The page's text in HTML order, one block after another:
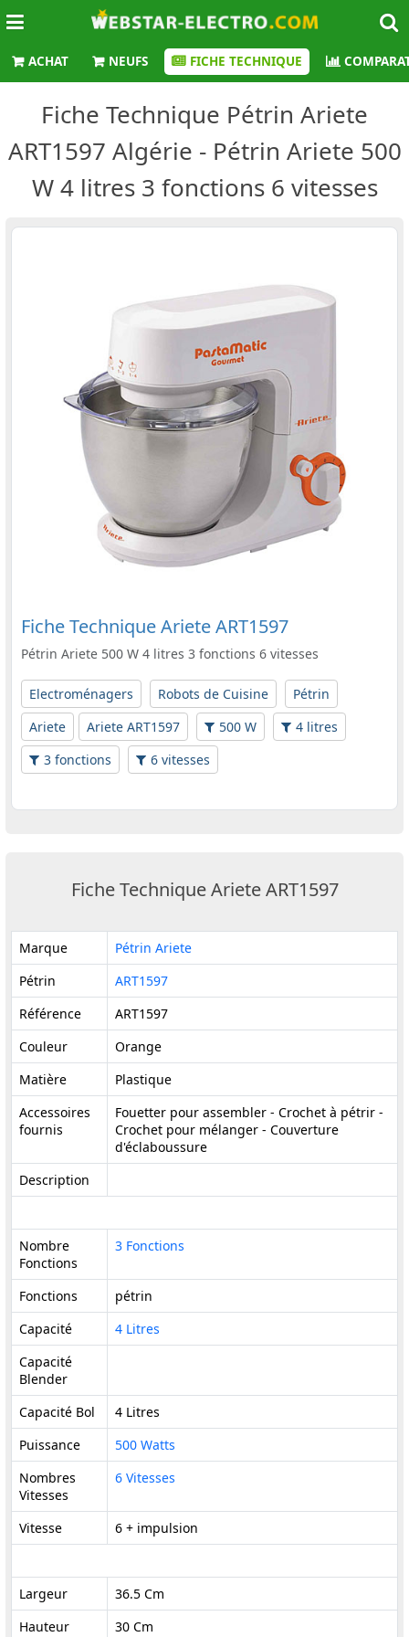
ACHAT NEUFS FICHE TECHNIQUE
Fiche Technique Pétrin Ariete
ART1597 Algérie - Pétrin Ariete 500
W 4 litres 3 fonctions 6 vitesses
Fiche Technique Ariete ART1597
Pétrin Ariete 500 W 4 litres 3 fonctions 6 vitesses
Electroménagers Robots de Cuisine
Pétrin
Ariete
Ariete ART1597 500 W
4 litres
3 fonctions
6 vitesses
Fiche Technique Ariete ART1597
Marque
Pétrin Ariete
Pétrin
ART1597
Référence
ART1597
Couleur
Orange
Matière
Plastique
Accessoires
fournis
Fouetter pour assembler - Crochet à pétrir -
Crochet pour mélanger - Couverture
d'éclaboussure
Description
Nombre
Fonctions
3 Fonctions
Fonctions
pétrin
Capacité
4 Litres
Capacité
Blender
Capacité Bol
4 Litres
Puissance
500 Watts
Nombres
Vitesses
6 Vitesses
Vitesse 6 + impulsion
Largeur
36.5 Cm
Hauteur
30 Cm